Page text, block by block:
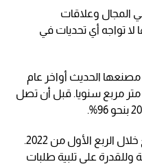
المجال وعلاقات
لا تواجه أي تحديات في
الحديث أواخر عام
إنتاجية تصل إلى 52 ألف متر مربع سنويا. قبل أن تصل
ومن ثم رفعها إلى 160 ألف متر مربع خلال الربع الأول من 2022.
على تلبية طلبات